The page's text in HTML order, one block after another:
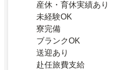
産休・育休実績あり
未経験OK
寮完備
ブランクOK
送迎あり
赴任旅費支給